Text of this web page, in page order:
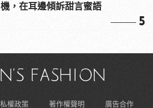
機，在耳邊傾訴甜言蜜語
5
權政策 著作權聲明 廣告合作